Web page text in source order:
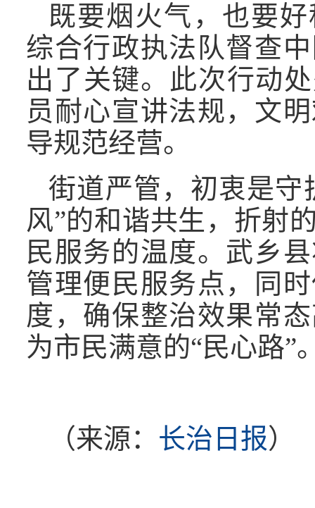
既要烟火气，也要
综合行政执法队督查
出了关键。此次行动
员耐心宣讲法规，文
导规范经营。
街道严管，初衷是守
风”的和谐共生，折射
民服务的温度。武乡
管理便民服务点，同
度，确保整治效果常
为市民满意的“民心路”
（来源： 长治日报）